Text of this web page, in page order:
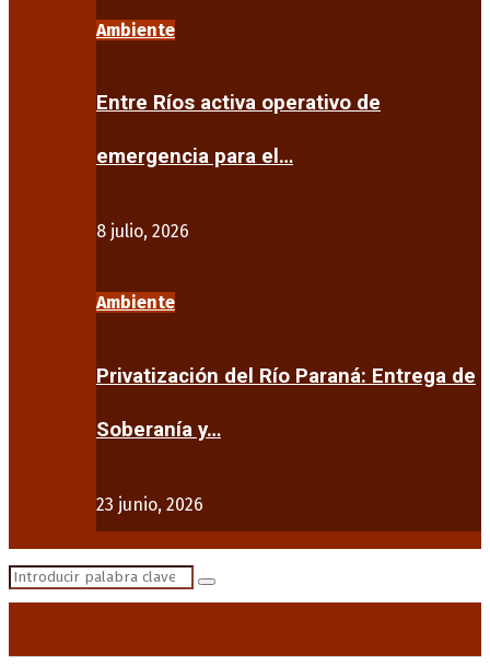
Ambiente
Entre Ríos activa operativo de
emergencia para el…
8 julio, 2026
Ambiente
Privatización del Río Paraná: Entrega de
Soberanía y…
23 junio, 2026
Search
Search